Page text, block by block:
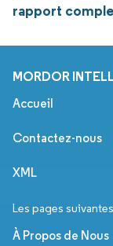
rapport
MORDOR
Accueil
Contactez-nous
XML
Les pages
À Propos de Nous